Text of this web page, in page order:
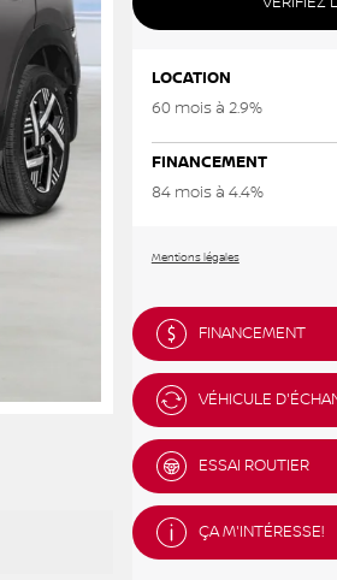
LOCATION
60 mois à 2.9%
FINANCEMENT
84 mois à 4.4%
Mentions légales
FINANCEMENT
VÉHICULE
ESSAI ROUTIER
ÇA M'INTÉRESSE!